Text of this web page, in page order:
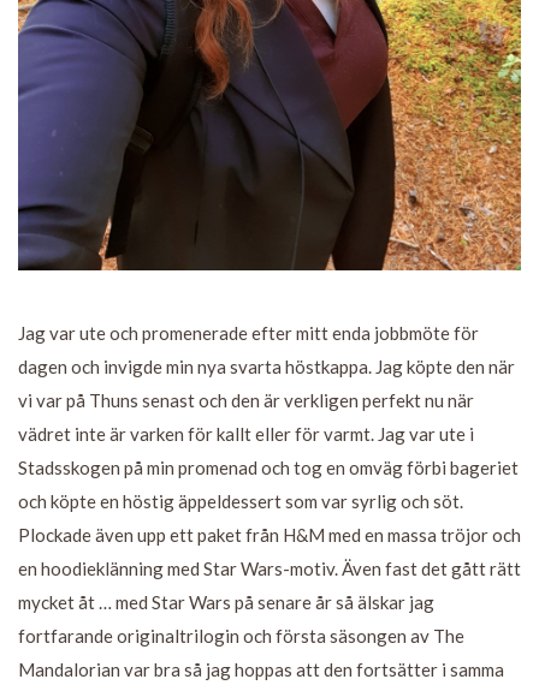
Jag var ute och promenerade efter mitt enda jobbmöte för
dagen och invigde min nya svarta höstkappa. Jag köpte den när
vi var på Thuns senast och den är verkligen perfekt nu när
vädret inte är varken för kallt eller för varmt. Jag var ute i
Stadsskogen på min promenad och tog en omväg förbi bageriet
och köpte en höstig äppeldessert som var syrlig och söt.
Plockade även upp ett paket från H&M med en massa tröjor och
en hoodieklänning med Star Wars-motiv. Även fast det gått rätt
mycket åt … med Star Wars på senare år så älskar jag
fortfarande originaltrilogin och första säsongen av The
Mandalorian var bra så jag hoppas att den fortsätter i samma